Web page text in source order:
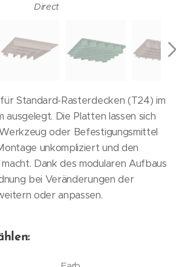
Direct
Standard-Rasterdecken (T24) im
ausgelegt. Die Platten lassen sich
oder Befestigungsmittel
unkompliziert und den
Dank des modularen Aufbaus
bei Veränderungen der
oder anpassen.